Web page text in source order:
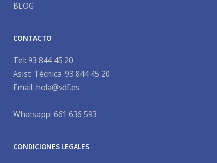
BLOG
CONTACTO
Tel: 93 844 45 20
Asist. Técnica: 93 844 45 20
Email: hola@vdf.es
Whatsapp: 661 636 593
CONDICIONES LEGALES